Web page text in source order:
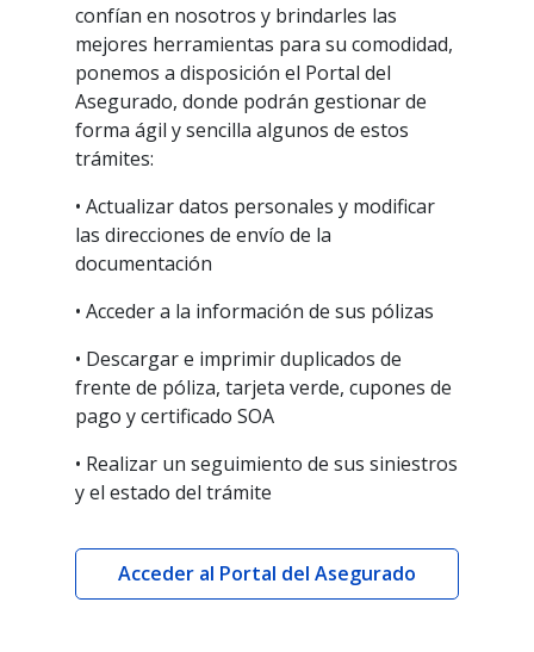
confían en nosotros y brindarles las
mejores herramientas para su comodidad,
ponemos a disposición el Portal del
Asegurado, donde podrán gestionar de
forma ágil y sencilla algunos de estos
trámites:
• Actualizar datos personales y modificar
las direcciones de envío de la
documentación
• Acceder a la información de sus pólizas
• Descargar e imprimir duplicados de
frente de póliza, tarjeta verde, cupones de
pago y certificado SOA
• Realizar un seguimiento de sus siniestros
y el estado del trámite
Acceder al Portal del Asegurado